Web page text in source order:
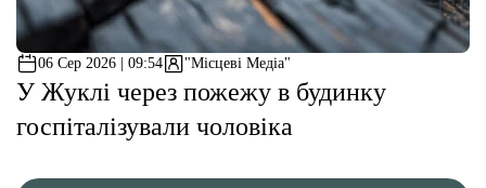
06 Сер 2026 | 09:54 "Місцеві Медіа"
У Жуклі через пожежу в будинку
госпіталізували чоловіка